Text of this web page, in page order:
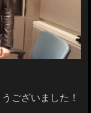
ございました！